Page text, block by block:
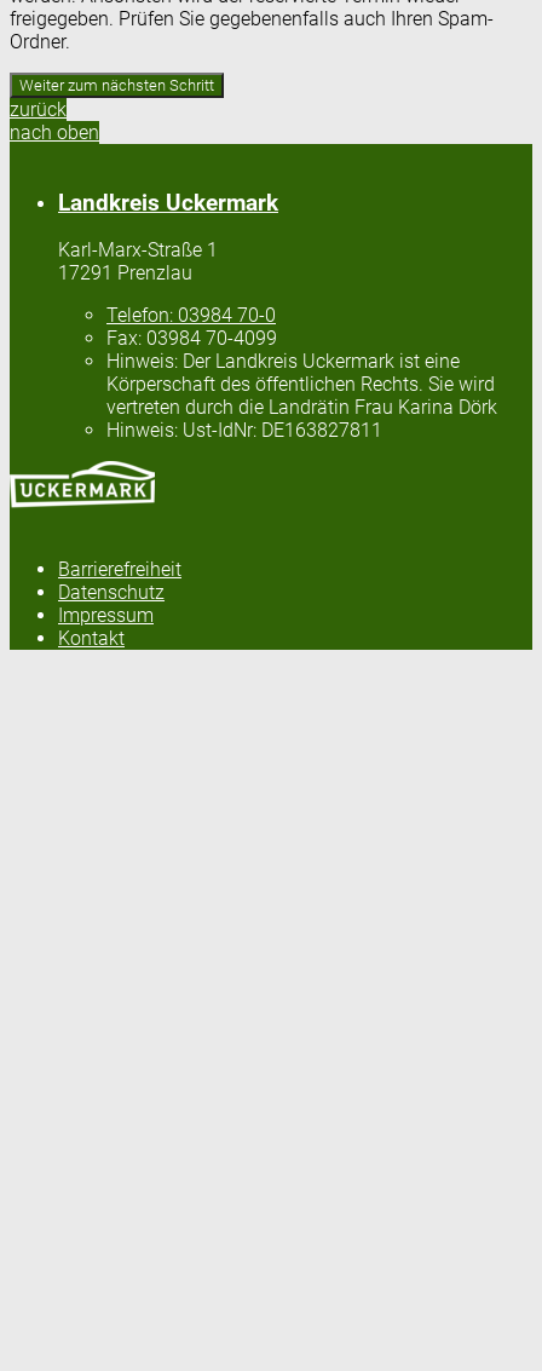
freigegeben. Prüfen Sie gegebenenfalls auch Ihren Spam-
Ordner.
zurück
nach oben
Landkreis Uckermark
Karl-Marx-Straße 1
17291 Prenzlau
Telefon: 03984 70-0
Fax: 03984 70-4099
Hinweis: Der Landkreis Uckermark ist eine
Körperschaft des öffentlichen Rechts. Sie wird
vertreten durch die Landrätin Frau Karina Dörk
Hinweis: Ust-IdNr: DE163827811
Barrierefreiheit
Datenschutz
Impressum
Kontakt